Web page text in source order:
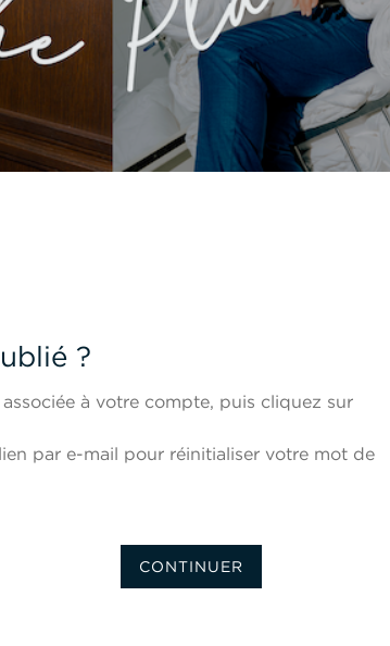
?
associée à votre compte, puis cliquez sur
par e-mail pour réinitialiser votre mot de
votre e-mail
CONTINUER